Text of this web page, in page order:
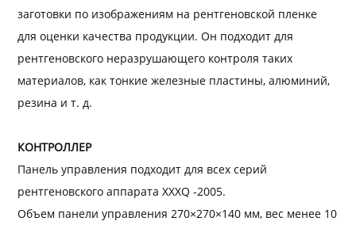
заготовки по изображениям на рентгеновской пленке
для оценки качества продукции. Он подходит для
рентгеновского неразрушающего контроля таких
материалов, как тонкие железные пластины, алюминий,
резина и т. д.
КОНТРОЛЛЕР
Панель управления подходит для всех серий
рентгеновского аппарата XXXQ -2005.
Объем панели управления 270×270×140 мм, вес менее 10